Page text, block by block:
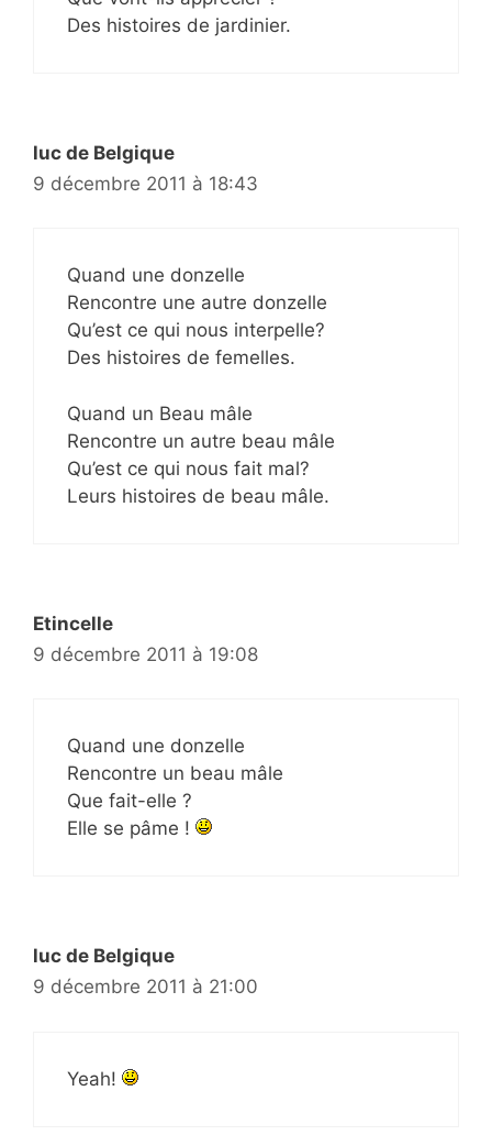
Des histoires de jardinier.
luc de Belgique
9 décembre 2011 à 18:43
Quand une donzelle
Rencontre une autre donzelle
Qu’est ce qui nous interpelle?
Des histoires de femelles.
Quand un Beau mâle
Rencontre un autre beau mâle
Qu’est ce qui nous fait mal?
Leurs histoires de beau mâle.
Etincelle
9 décembre 2011 à 19:08
Quand une donzelle
Rencontre un beau mâle
Que fait-elle ?
Elle se pâme !
luc de Belgique
9 décembre 2011 à 21:00
Yeah!